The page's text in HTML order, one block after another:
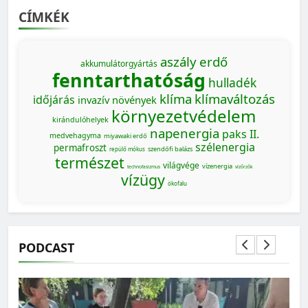
CÍMKÉK
akkumulátorgyártás aszály erdő
fenntarthatóság hulladék
időjárás invazív növények klíma klímaváltozás
kirándulóhelyek környezetvédelem
medvehagyma miyawaki erdő napenergia paks II.
permafroszt repülő mókus szendőfi balázs szélenergia
természet technofasizmus világvége vízenergia vízőrzők
vízügy ökofalu
PODCAST